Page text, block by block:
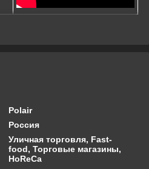
Polair
Россия
Уличная торговля, Fast-
food, Торговые магазины,
HoReCa